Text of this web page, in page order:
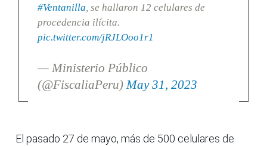
#Ventanilla , se hallaron 12 celulares de
procedencia ilícita.
pic.twitter.com/jRJLOoo1r1
— Ministerio Público
(@FiscaliaPeru) May 31, 2023
El pasado 27 de mayo, más de 500 celulares de